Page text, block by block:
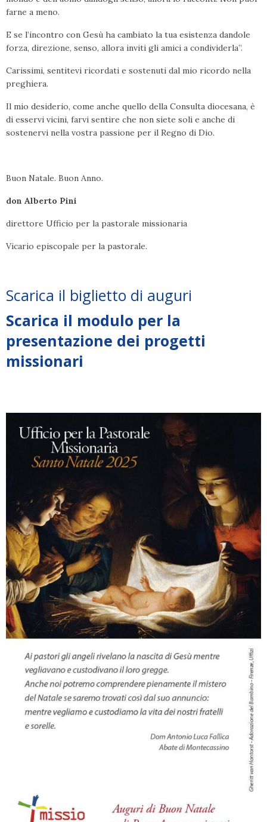
farne a meno.
E se l’incontro con Gesù ha cambiato la tua esistenza dandole
forza, direzione, senso, allora inviti gli amici a condividerla”.
Carissimi, sentitevi ricordati e sostenuti dal mio ricordo nella
preghiera.
Il mio desiderio, come anche quello della Consulta diocesana, è
di esservi vicini, farvi sentire che non siete soli e anche di
sostenervi nella vostra passione per il Regno di Dio.
Buon Natale. Buon Anno.
don Alberto Pini
direttore Ufficio per la pastorale missionaria
Vicario episcopale per la pastorale.
Scarica il biglietto di auguri
Scarica il modulo per la
presentazione dei progetti
missionari